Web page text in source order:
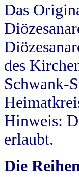
Das
des
Schwank-
Hinweis:
erlaubt.
Die